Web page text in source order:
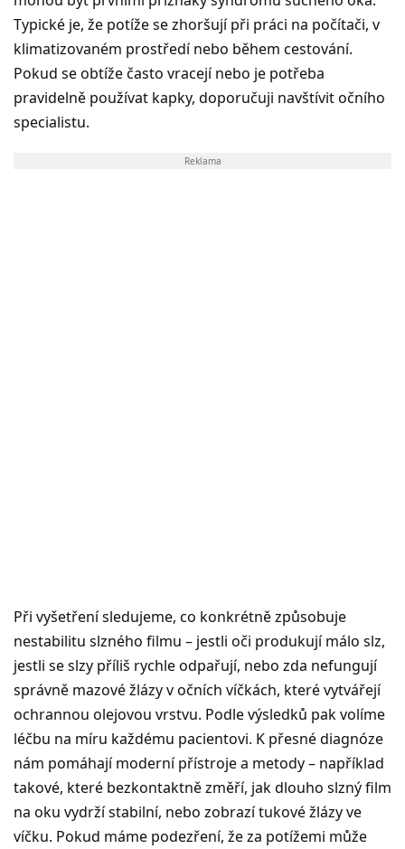
Typické je, že potíže se zhoršují při práci na počítači, v
klimatizovaném prostředí nebo během cestování.
Pokud se obtíže často vracejí nebo je potřeba
pravidelně používat kapky, doporučuji navštívit očního
specialistu.
Reklama
Při vyšetření sledujeme, co konkrétně způsobuje
nestabilitu slzného filmu – jestli oči produkují málo slz,
jestli se slzy příliš rychle odpařují, nebo zda nefungují
správně mazové žlázy v očních víčkách, které vytvářejí
ochrannou olejovou vrstvu. Podle výsledků pak volíme
léčbu na míru každému pacientovi. K přesné diagnóze
nám pomáhají moderní přístroje a metody – například
takové, které bezkontaktně změří, jak dlouho slzný film
na oku vydrží stabilní, nebo zobrazí tukové žlázy ve
víčku. Pokud máme podezření, že za potížemi může